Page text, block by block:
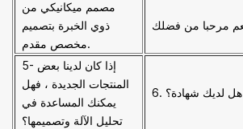
مصمم ميكانيكي من
ذوي الخبرة بتصميم
مخصص مقدم.
5- إذا كان لدينا بعض
المنتجات الجديدة ، فهل
يمكنك المساعدة في
تحليل الآلة وتصميمها؟
6. هل لديك شهادة؟